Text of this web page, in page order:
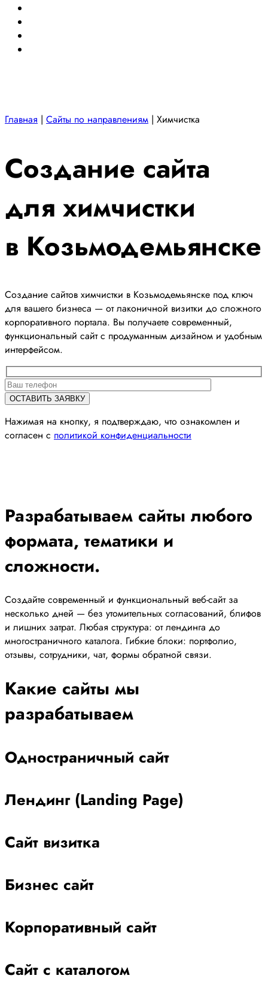
Главная | Сайты по направлениям | Химчистка
Создание сайта
для химчистки
в Козьмодемьянске
Создание сайтов химчистки в Козьмодемьянске под ключ
для вашего бизнеса — от лаконичной визитки до сложного
корпоративного портала. Вы получаете современный,
функциональный сайт с продуманным дизайном и удобным
интерфейсом.
Нажимая на кнопку, я подтверждаю, что ознакомлен и
согласен с политикой конфиденциальности
Разрабатываем сайты любого
формата, тематики и
сложности.
Создайте современный и функциональный веб-сайт за
несколько дней — без утомительных согласований, блифов
и лишних затрат. Любая структура: от лендинга до
многостраничного каталога. Гибкие блоки: портфолио,
отзывы, сотрудники, чат, формы обратной связи.
Какие сайты мы
разрабатываем
Одностраничный сайт
Лендинг (Landing Page)
Сайт визитка
Бизнес сайт
Корпоративный сайт
Сайт с каталогом